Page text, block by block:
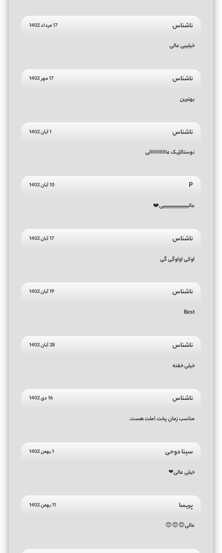
ناشناس 17 مرداد 1402
خیلییی عالی
ناشناس 17 مهر 1402
بهترین
ناشناس 1 آبان 1402
نوستالژیک عااااااااااالی
P 10 آبان 1402
عالیییییییییییییی❤️
ناشناس 17 آبان 1402
اوکی اواوگی گی
ناشناس 19 آبان 1402
Best
ناشناس 28 آبان 1402
خیلی خفنه
ناشناس 16 دی 1402
مناسب زمان پخت املت هست.
سینا دوحی 1 بهمن 1402
خیلی عالی❤
پریسا 11 بهمن 1402
عالی😍😍😍